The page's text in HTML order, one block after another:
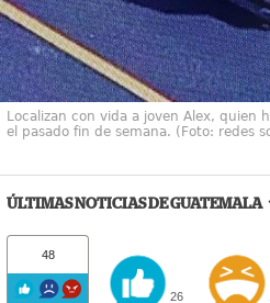
Localizan con vida a joven Alex, quien
el pasado fin de semana. (Foto: redes
ÚLTIMAS NOTICIAS DE GUATEMALA
48
26